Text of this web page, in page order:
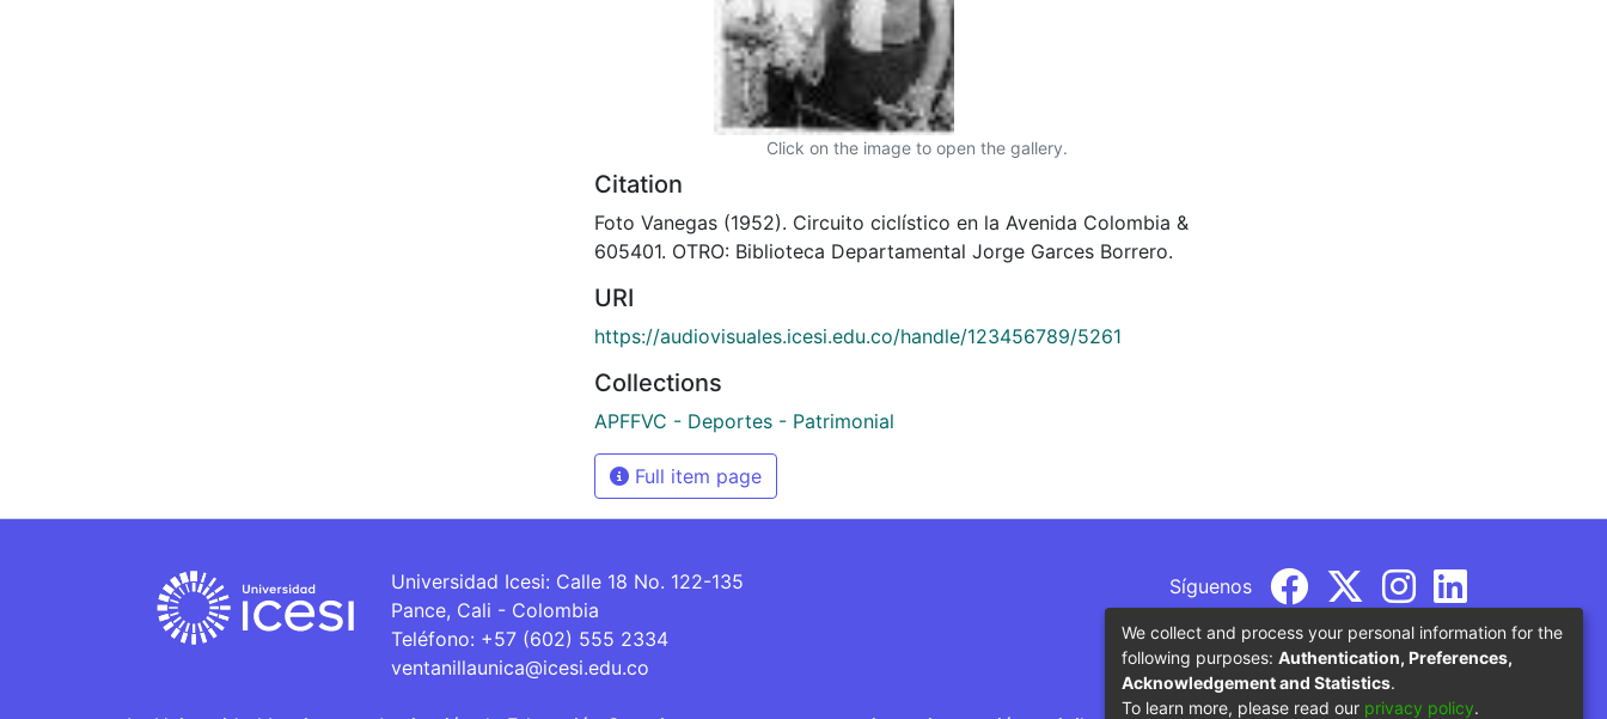
Click on the image to open the gallery.
Citation
Foto Vanegas (1952). Circuito ciclístico en la Avenida Colombia &
605401. OTRO: Biblioteca Departamental Jorge Garces Borrero.
URI
https://audiovisuales.icesi.edu.co/handle/123456789/5261
Collections
APFFVC - Deportes - Patrimonial
Full item page
Universidad Icesi: Calle 18 No. 122-135
Pance, Cali - Colombia
Teléfono: +57 (602) 555 2334
ventanillaunica@icesi.edu.co
Síguenos
We collect and process your personal information for the
following purposes: Authentication, Preferences,
Acknowledgement and Statistics.
To learn more, please read our privacy policy.